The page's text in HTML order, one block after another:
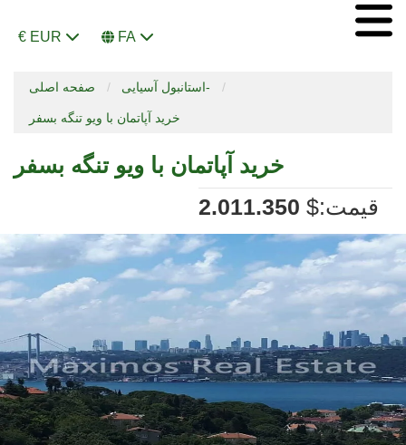
€ EUR FA
صفحه اصلی استانبول آسیایی-
خرید آپاتمان با ویو تنگه بسفر
خرید آپاتمان با ویو تنگه بسفر
:قیمت
2.011.350 $